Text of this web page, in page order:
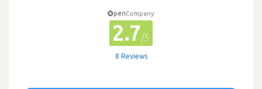
penCompany
2.7/5
8 Reviews